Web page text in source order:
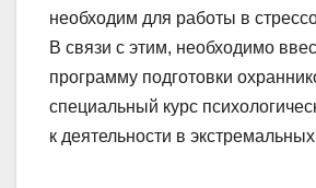
необходим для работы в
В связи с этим, необходимо
программу подготовки
специальный курс
к деятельности в